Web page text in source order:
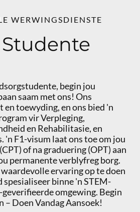
WERWINGSDIENSTE
Studente
begin jou
saam met ons! Ons
toewyding, en ons bied 'n
vir Verpleging,
en Rehabilitasie, en
'n F1-visum laat ons toe om jou
of na graduering (OPT) aan
permanente verblyfreg borg.
ervaring op te doen
binne 'n STEM-
omgewing. Begin
Doen Vandag Aansoek!